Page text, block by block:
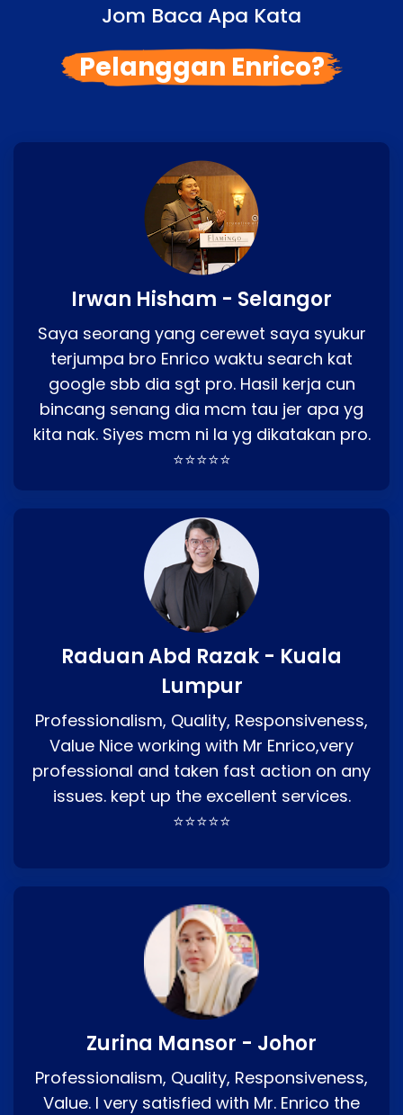
Jom Baca Apa Kata
Pelanggan Enrico?
Irwan Hisham - Selangor
Saya seorang yang cerewet saya syukur
terjumpa bro Enrico waktu search kat
google sbb dia sgt pro. Hasil kerja cun
bincang senang dia mcm tau jer apa yg
kita nak. Siyes mcm ni la yg dikatakan pro.
⭐⭐⭐⭐⭐
Raduan Abd Razak - Kuala
Lumpur
Professionalism, Quality, Responsiveness,
Value Nice working with Mr Enrico,very
professional and taken fast action on any
issues. kept up the excellent services.
⭐⭐⭐⭐⭐
Zurina Mansor - Johor
Professionalism, Quality, Responsiveness,
Value. I very satisfied with Mr. Enrico the